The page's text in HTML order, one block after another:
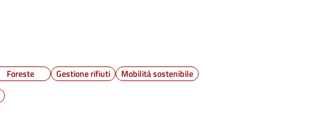
Foreste Gestione rifiuti
Mobilità sostenibile